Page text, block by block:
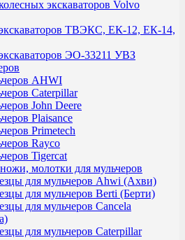
экскаваторов Volvo
экскаваторов ТВЭКС, ЕК-12, ЕК-14,
ЭО-33211 УВЗ
AHWI
Caterpillar
John Deere
Plaisance
Primetech
Rayco
Tigercat
молотки для мульчеров
для мульчеров Ahwi (Ахви)
для мульчеров Berti (Берти)
для мульчеров Cancela
для мульчеров Caterpillar